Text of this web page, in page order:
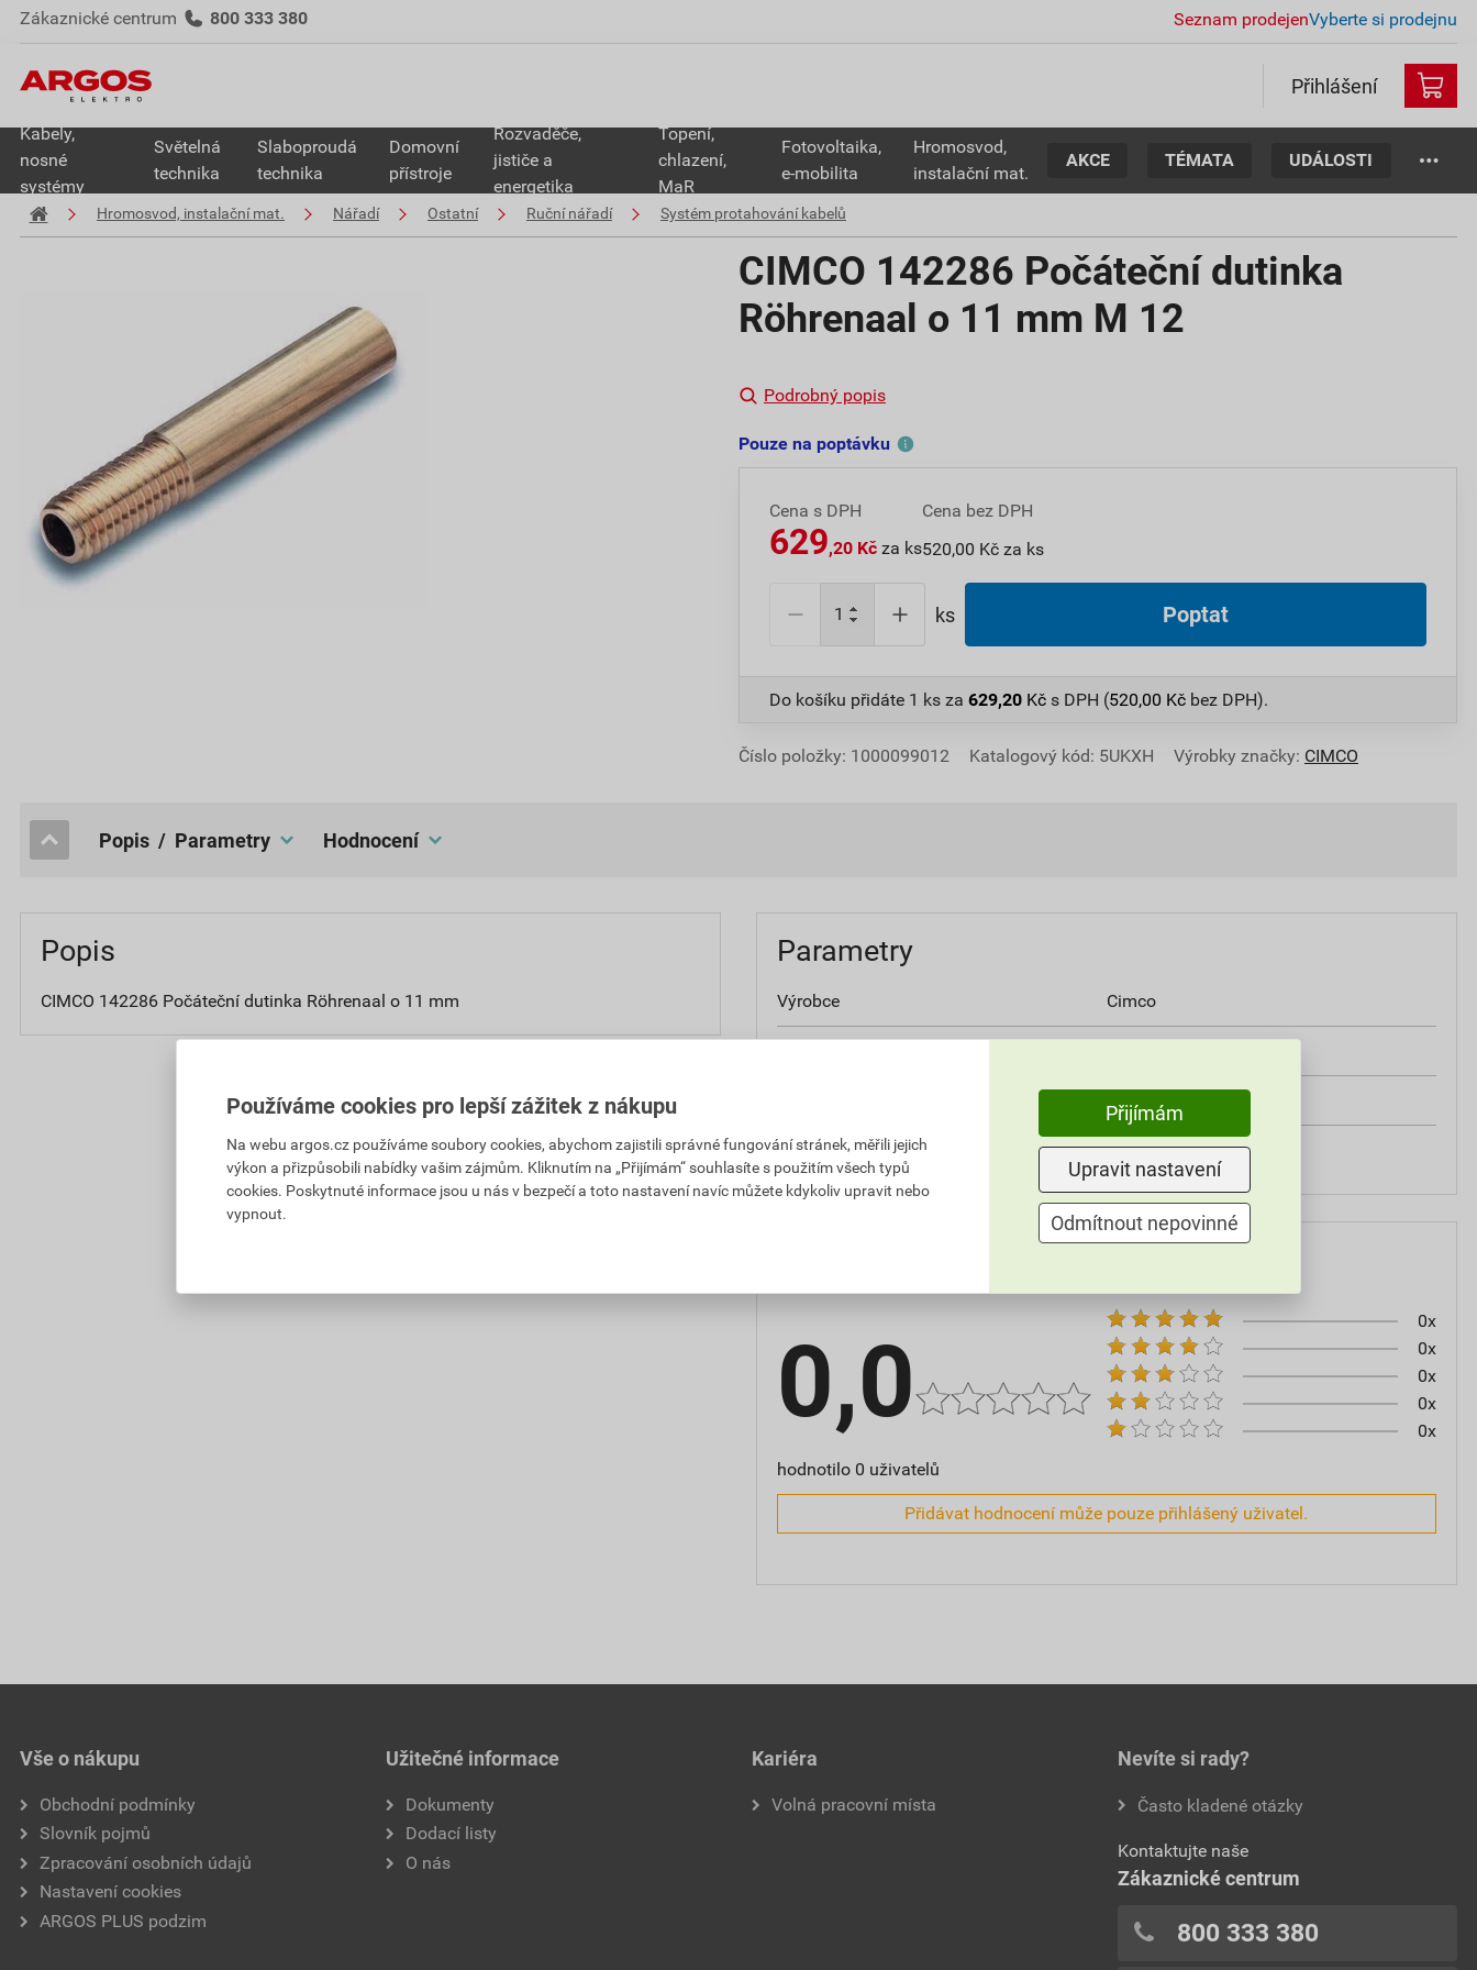
Zákaznické centrum 800 333 380 Seznam prodejenVyberte si prodejnu
Přihlášení
Kabely,
nosné
systémy
Světelná
technika
Slaboproudá
technika
Domovní
přístroje
Rozvaděče,
jističe a
energetika
Topení,
chlazení,
MaR
Fotovoltaika,
e-mobilita
Hromosvod,
instalační mat.
AKCE TÉMATA UDÁLOSTI
Hromosvod, instalační mat. Nářadí Ostatní Ruční nářadí Systém protahování kabelů
CIMCO 142286 Počáteční dutinka
Röhrenaal o 11 mm M 12
Podrobný popis
Pouze na poptávku
Cena s DPH
629,20 Kč za ks
Cena bez DPH
520,00 Kč za ks
ks Poptat
Do košíku přidáte 1 ks za 629,20 Kč s DPH (520,00 Kč bez DPH).
Číslo položky: 1000099012 Katalogový kód: 5UKXH Výrobky značky: CIMCO
popis / Parametry hodnocení
Popis
CIMCO 142286 Počáteční dutinka Röhrenaal o 11 mm
Parametry
Výrobce Cimco
Náhradní díl Ano
0,0
hodnotilo 0 uživatelů
0x
0x
0x
0x
0x
Přidávat hodnocení může pouze přihlášený uživatel.
Vše o nákupu
Obchodní podmínky
Slovník pojmů
Zpracování osobních údajů
Nastavení cookies
ARGOS PLUS podzim
Užitečné informace
Dokumenty
Dodací listy
O nás
Kariéra
Volná pracovní místa
Nevíte si rady?
Často kladené otázky
Kontaktujte naše
Zákaznické centrum
800 333 380
Používáme cookies pro lepší zážitek z nákupu
Na webu argos.cz používáme soubory cookies, abychom zajistili správné fungování stránek, měřili jejich
výkon a přizpůsobili nabídky vašim zájmům. Kliknutím na „Přijímám“ souhlasíte s použitím všech typů
cookies. Poskytnuté informace jsou u nás v bezpečí a toto nastavení navíc můžete kdykoliv upravit nebo
vypnout.
Přijímám
Upravit nastavení
Odmítnout nepovinné